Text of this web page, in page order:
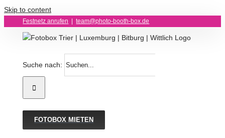
Skip to content
Festnetz anrufen team@photo-booth-box.de
Suche nach:
FOTOBOX MIETEN